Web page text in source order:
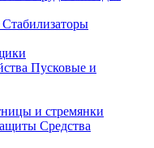
Стабилизаторы
Пусковые и
и стремянки
Средства